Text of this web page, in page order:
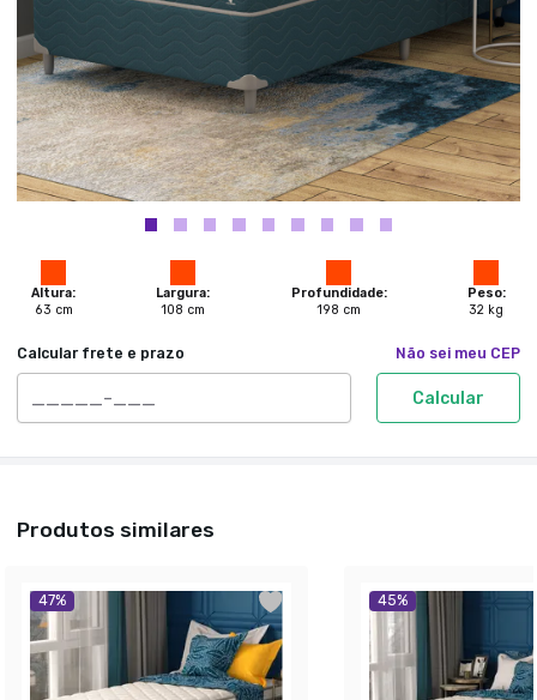
Altura:
63 cm
Largura:
108 cm
Profundidade:
198 cm
Peso:
32 kg
Calcular frete e prazo Não sei meu CEP
Calcular
Produtos similares
47% 45%